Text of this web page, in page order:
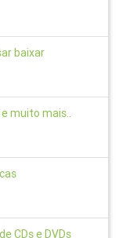
baixar
muito mais..
CDs e DVDs